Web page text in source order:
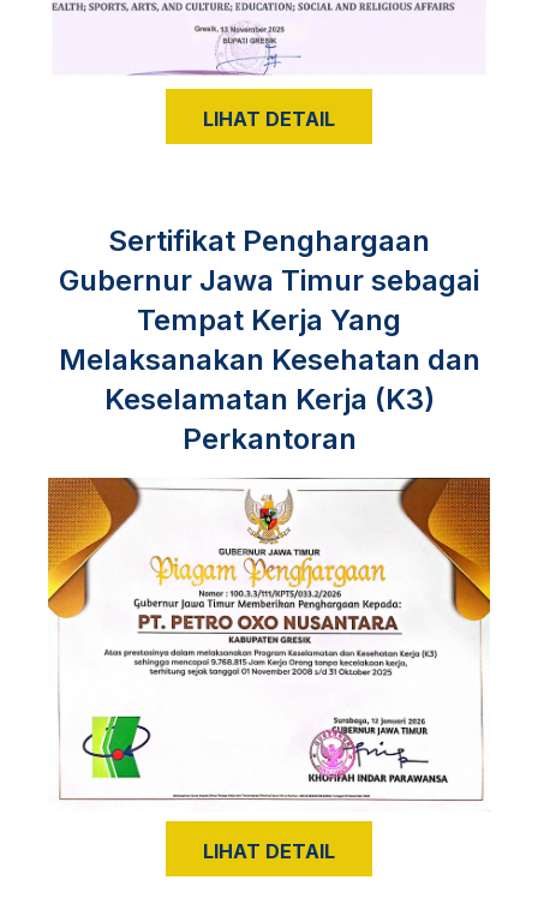
LIHAT DETAIL
Sertifikat Penghargaan
Gubernur Jawa Timur sebagai
Tempat Kerja Yang
Melaksanakan Kesehatan dan
Keselamatan Kerja (K3)
Perkantoran
LIHAT DETAIL